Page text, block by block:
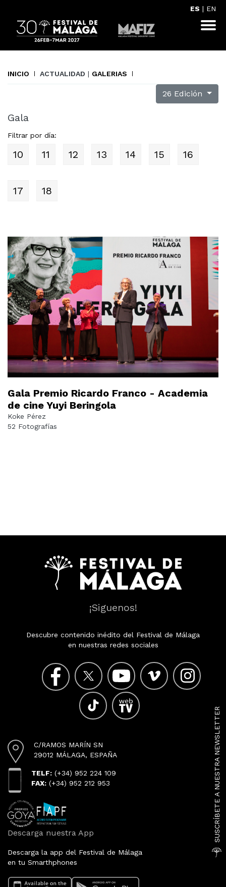
SUSCRÍBETE A NUESTRA NEWSLETTER
ES | EN
INICIO ACTUALIDAD | GALERIAS
26 Edición
Gala
Filtrar por día:
10 11 12 13 14 15 16
17 18
Gala Premio Ricardo Franco - Academia
de cine Yuyi Beringola
Koke Pérez
52 Fotografías
¡Siguenos!
Descubre contenido inédito del Festival de Málaga
en nuestras redes sociales
C/RAMOS MARÍN SN
29012 MÁLAGA, ESPAÑA
TELF: (+34) 952 224 109
FAX: (+34) 952 212 953
Descarga nuestra App
Descarga la app del Festival de Málaga
en tu Smarthphones